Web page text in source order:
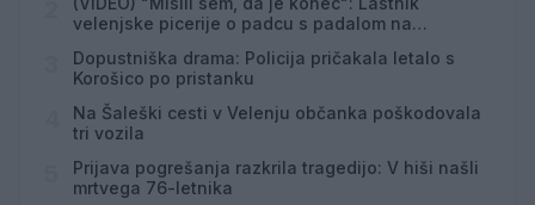
velenjske picerije o padcu s padalom na
Dopustniška drama: Policija pričakala letalo s
Korošico po pristanku
Na Šaleški cesti v Velenju občanka poškodovala
tri vozila
Prijava pogrešanja razkrila tragedijo: V hiši našli
mrtvega 76-letnika